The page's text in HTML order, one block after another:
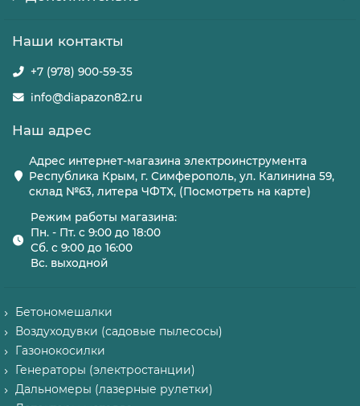
Наши контакты
+7 (978) 900-59-35
info@diapazon82.ru
Наш адрес
Адрес интернет-магазина электроинструмента
Республика Крым, г. Симферополь, ул. Калинина 59,
склад №63, литера ЧФТХ, (Посмотреть на карте)
Режим работы магазина:
Пн. - Пт. с 9:00 до 18:00
Сб. с 9:00 до 16:00
Вс. выходной
Бетономешалки
Воздуходувки (садовые пылесосы)
Газонокосилки
Генераторы (электростанции)
Дальномеры (лазерные рулетки)